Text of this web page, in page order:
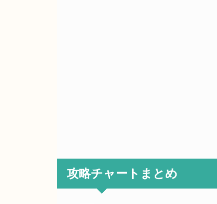
攻略チャートまとめ